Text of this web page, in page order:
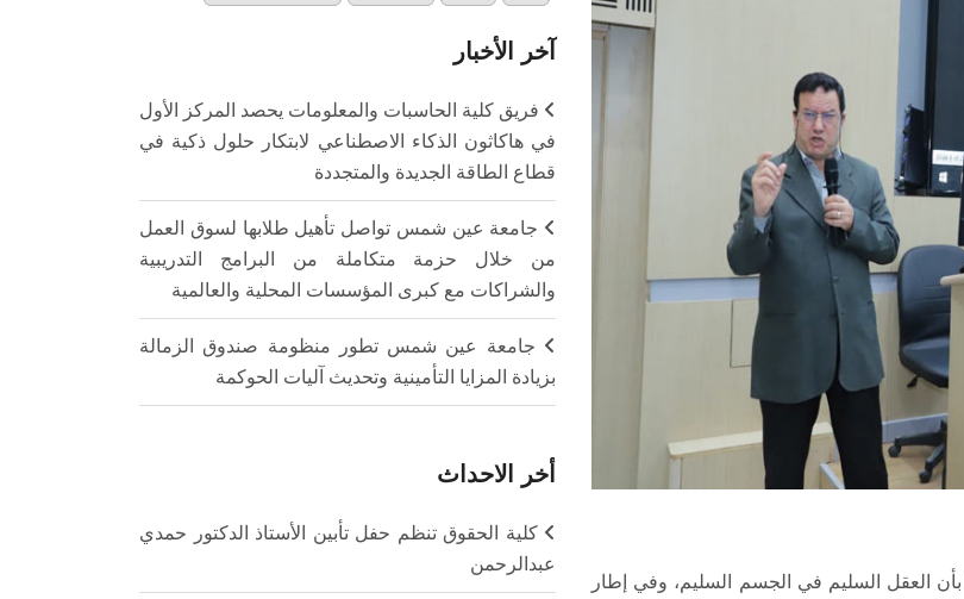
العقل السليم في الجسم السليم، وفي إطار
آخر الأخبار
فريق كلية الحاسبات والمعلومات يحصد المركز الأول
في هاكاثون الذكاء الاصطناعي لابتكار حلول ذكية في
قطاع الطاقة الجديدة والمتجددة
جامعة عين شمس تواصل تأهيل طلابها لسوق العمل
من خلال حزمة متكاملة من البرامج التدريبية
والشراكات مع كبرى المؤسسات المحلية والعالمية
جامعة عين شمس تطور منظومة صندوق الزمالة
بزيادة المزايا التأمينية وتحديث آليات الحوكمة
أخر الاحداث
كلية الحقوق تنظم حفل تأبين الأستاذ الدكتور حمدي
عبدالرحمن